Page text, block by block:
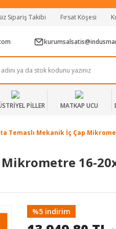
Tüm Alışverişlerde Vade
Mağazadan Teslim & Kolay
Sipariş Takibi Fırsat Köşesi
PİLLER MATKAP UCU
Temaslı Mekanik İç Çap
16-
%5 indirim